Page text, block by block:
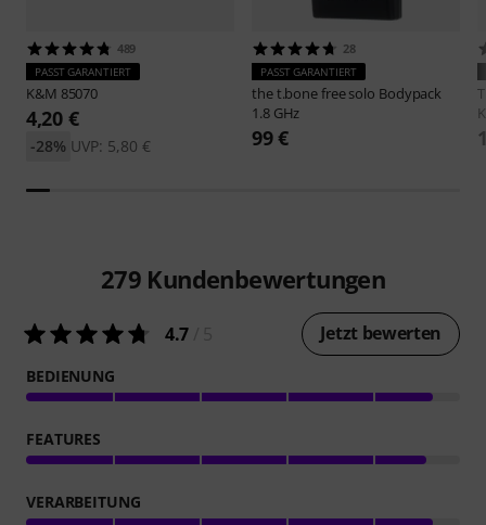
489
PASST GARANTIERT
K&M 85070
4,20 €
UVP: 5,80 €
-28%
28
PASST GARANTIERT
the t.bonefree solo Bodypack
1.8 GHz
99 €
279 Kundenbewertungen
4.7 Jetzt bewerten
BEDIENUNG
FEATURES
VERARBEITUNG